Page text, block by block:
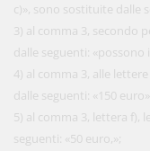
c)», sono sostituite dalle
3) al comma 3, secondo
dalle seguenti: «possono
4) al comma 3, alle
dalle seguenti: «150
5) al comma 3, lettera f),
seguenti: «50 euro,»;